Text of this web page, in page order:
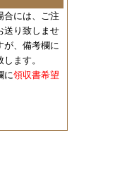
には、
ご注
送り致しませ
が、備考欄に
ます。
に領収書希望